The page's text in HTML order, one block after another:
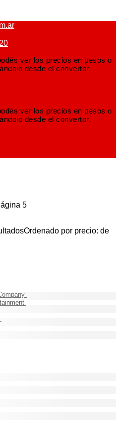
ver los precios en pesos o
desde el convertor.
ver los precios en pesos o
desde el convertor.
5
Ordenado por precio: de